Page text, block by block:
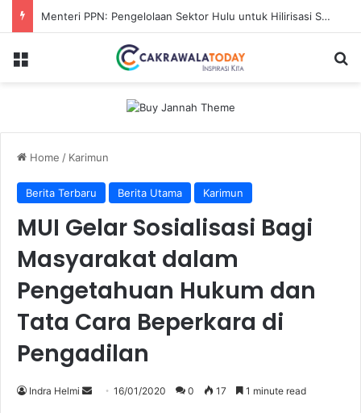
Menteri PPN: Pengelolaan Sektor Hulu untuk Hilirisasi Sawit
Menu
Home / Karimun
Berita Terbaru Berita Utama Karimun
MUI Gelar Sosialisasi Bagi
Masyarakat dalam
Pengetahuan Hukum dan
Tata Cara Beperkara di
Pengadilan
Indra Helmi
Send16/01/2020 0 17 1 minute read